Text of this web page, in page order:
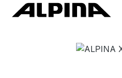
Bildergalerie überspringen